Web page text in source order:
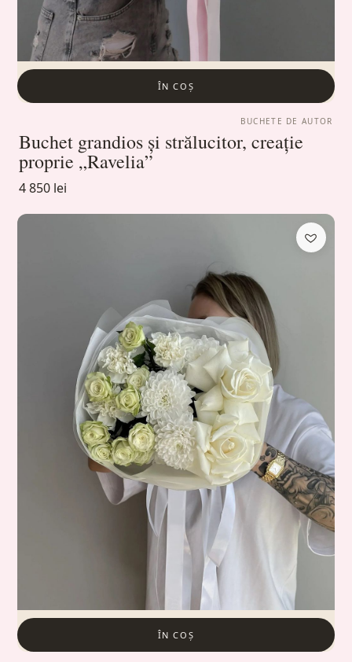
ÎN COȘ
BUCHETE DE AUTOR
Buchet grandios și strălucitor, creație
proprie „Ravelia”
4 850 lei
ÎN COȘ